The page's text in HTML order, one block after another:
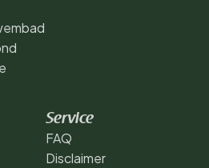
Service
FAQ
Disclaimer